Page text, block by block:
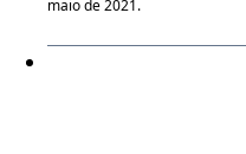
maio de 2021.